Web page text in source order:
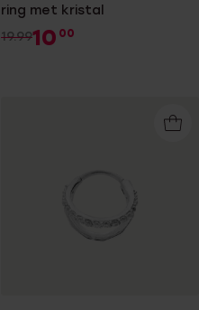
ring met kristal
19.9910 00